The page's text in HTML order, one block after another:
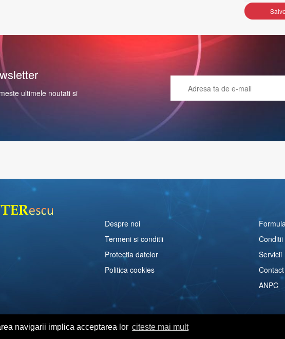
navigarii implica acceptarea lor citeste mai mult
ultimele noutati si
Despre noi
Termeni si conditii
Protectia datelor
Politica cookies
Servicii
Contact
ANPC
rights reserved